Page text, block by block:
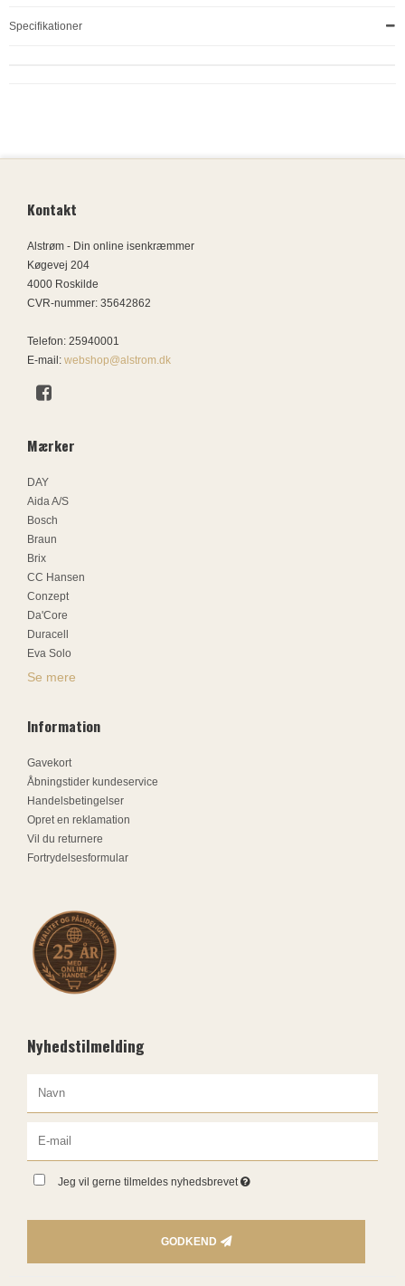
Specifikationer
Kontakt
Alstrøm - Din online isenkræmmer
Køgevej 204
4000 Roskilde
CVR-nummer: 35642862
Telefon: 25940001
E-mail : webshop@alstrom.dk
Mærker
DAY
Aida A/S
Bosch
Braun
Brix
CC Hansen
Conzept
Da'Core
Duracell
Eva Solo
Se mere
Information
Gavekort
Åbningstider kundeservice
Handelsbetingelser
Opret en reklamation
Vil du returnere
Fortrydelsesformular
Nyhedstilmelding
Jeg vil gerne tilmeldes nyhedsbrevet
GODKEND